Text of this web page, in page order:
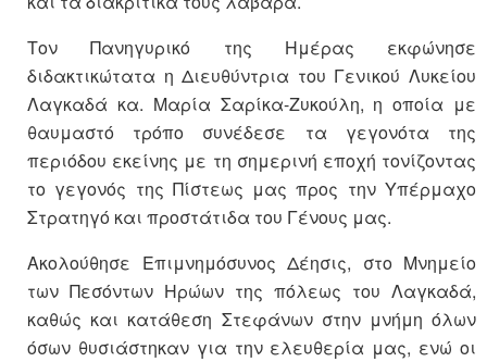
Τον Πανηγυρικό της Ημέρας εκφώνησε
διδακτικώτατα η Διευθύντρια του Γενικού Λυκείου
Λαγκαδά κα. Μαρία Σαρίκα-Ζυκούλη, η οποία με
θαυμαστό τρόπο συνέδεσε τα γεγονότα της
περιόδου εκείνης με τη σημερινή εποχή τονίζοντας
το γεγονός της Πίστεως μας προς την Υπέρμαχο
Στρατηγό και προστάτιδα του Γένους μας.
Ακολούθησε Επιμνημόσυνος Δέησις, στο Μνημείο
των Πεσόντων Ηρώων της πόλεως του Λαγκαδά,
καθώς και κατάθεση Στεφάνων στην μνήμη όλων
όσων θυσιάστηκαν για την ελευθερία μας, ενώ οι